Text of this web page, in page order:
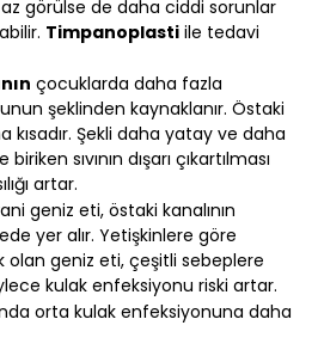
görülse de daha ciddi sorunlar
Timpanoplasti ile tedavi
çocuklarda daha fazla
şeklinden kaynaklanır. Östaki
Şekli daha yatay ve daha
sıvının dışarı çıkartılması
artar.
geniz eti, östaki kanalının
yer alır. Yetişkinlere göre
geniz eti, çeşitli sebeplere
kulak enfeksiyonu riski artar.
orta kulak enfeksiyonuna daha